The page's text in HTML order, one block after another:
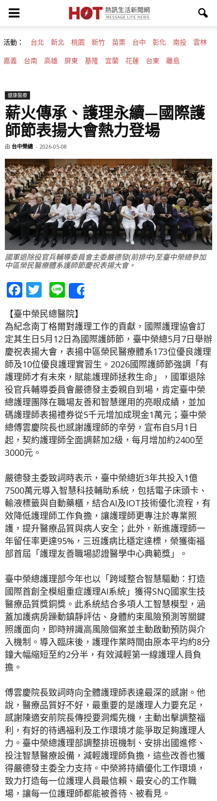
活動： 台北 新北 桃園 新竹 苗栗 台中 彰化 南投 雲林
嘉義 台南 高雄 屏東 基隆 宜蘭 花蓮 台東 離島
健康醫療
薪火傳承、護理永續—國際護
師節表揚大會熱力登場
由 台中榮總 - 2026-05-08
國軍退除役官兵輔導委員會主委嚴德發(前排中)至臺中榮總參加
中區榮民醫療體系護師節慶祝表揚大會。
Facebook
Twitter
Line
【臺中榮民總醫院】
為紀念南丁格爾對護理工作的貢獻，國際護理協會訂
定其生日5月12日為國際護師節，臺中榮總5月7日舉辦
慶祝表揚大會，表揚中區榮民醫療體系173位優良護理
師及10位優良護理實習生。2026國際護師節強調「有
護理師才有未來，賦能護理師拯救生命」，國軍退除
役官兵輔導委員會嚴德發主委親自到場，肯定臺中榮
總護理團隊在職場友善和智慧運用的亮眼成績，並加
碼護理師表揚禮券從5千元增加成現金1萬元；臺中榮
總傅雲慶院長也感謝護理師的辛勞，宣布自5月1日
起，契約護理師全面調薪加2級，每月增加約2400至
3000元。
嚴德發主委致詞時表示，臺中榮總近3年共投入1億
7500萬元導入智慧科技輔助系統，包括電子床頭卡、
輸液標籤與自動藥櫃，結合AI及IOT技術優化流程，有
效降低護理師工作負擔，讓護理師更專注於專業照
護，提升醫療品質與病人安全；此外，新進護理師一
年留任率更達95%，三班護病比穩定達標，榮獲衛福
部首屆「護理友善職場認證醫學中心典範獎」。
臺中榮總護理部今年也以「跨域整合智慧驅動：打造
國際首創全模組重症護理AI系統」獲得SNQ國家生技
醫療品質獎銅獎。此系統結合多項人工智慧模型，涵
蓋加護病房躁動鎮靜評估、身體約束風險預測等關鍵
照護面向，即時辨識高風險個案並主動啟動預防與介
入機制。導入臨床後，護理作業時間由原本平均約8分
鐘大幅縮短至約2分半，有效減輕第一線護理人員負
擔。
傅雲慶院長致詞時向全體護理師表達最深的感謝。他
說，醫療品質好不好，最重要的是護理人力要充足，
感謝陳適安前院長傳授要洞燭先機，主動出擊調整福
利，有好的待遇福利及工作環境才能爭取足夠護理人
力。臺中榮總護理部調整排班機制、安排出國進修、
投注智慧醫療設備，減輕護理師負擔，這些改善也獲
得嚴德發主委全力支持。中榮將持續優化工作環境，
致力打造每一位護理人員最信賴、最安心的工作職
場，讓每一位護理師都能被善待、被看見。